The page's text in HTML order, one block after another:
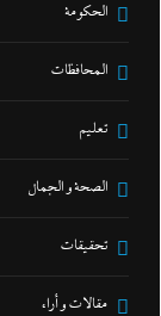
الحكومة
المحافظات
تعليم
الصحة و الجمال
تحقيقات
مقالات و أراء